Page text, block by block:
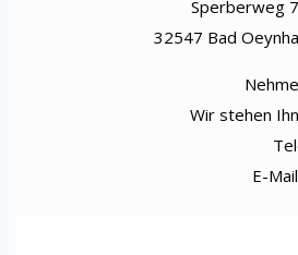
Sperberweg 7
32547 Bad
Wir stehen
E-